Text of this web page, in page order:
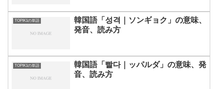
TOPIK1の単語
韓国語「성격｜ソンギョク」の意味、
発音、読み方
TOPIK1の単語
韓国語「빨다｜ッパルダ」の意味、発
音、読み方